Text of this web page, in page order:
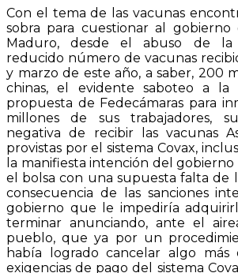
Con el tema de las vacunas
sobra para cuestionar al gobierno
Maduro, desde el abuso de la
reducido número de vacunas
y marzo de este año, a saber, 200
chinas, el evidente saboteo a la
propuesta de Fedecámaras para
millones de sus trabajadores,
negativa de recibir las vacunas
provistas por el sistema Covax,
la manifiesta intención del gobierno
el bolsa con una supuesta falta de
consecuencia de las sanciones
gobierno que le impediría
terminar anunciando, ante el
pueblo, que ya por un
había logrado cancelar algo
exigencias de pago del sistema